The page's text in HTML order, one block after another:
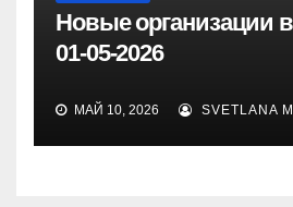
Новые организации в
01-05-2026
МАЙ 10, 2026 SVETLANA